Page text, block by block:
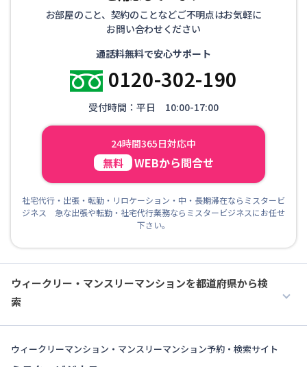
お部屋のこと、契約のことなどご不明点はお気軽に
お問い合わせください
通話料無料で安心サポート
0120-302-190
受付時間：平日 10:00-17:00
24時間365日対応中
無料 WEBから問合せ
社宅代行・出張・転勤・リロケーション・中・長期滞在ならミスタービ
ジネス 急な出張や転勤・社宅代行業務ならミスタービジネスにお任せ
下さい。
ウィークリー・マンスリーマンションを都道府県から検
索
ウィークリーマンション・マンスリーマンション予約・検索サイト